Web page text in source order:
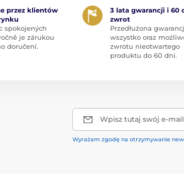
przez klientów
spokojených
je zárukou
doručení.
3 lata gwarancji i 60
zwrot
Przedłużona
wszystko oraz
zwrotu nieotwartego
produktu do 60 dni.
Wpisz tutaj swój e-mail
Wyrażam zgodę na otrzymywanie